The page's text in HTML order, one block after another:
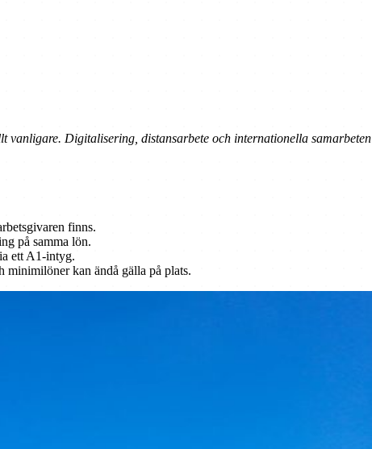
vanligare. Digitalisering, distansarbete och internationella samarbeten
finns.
på samma lön.
ett A1-intyg.
minimilöner kan ändå gälla på plats.